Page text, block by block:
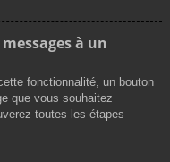
à un
fonctionnalité, un bouton
que vous souhaitez
toutes les étapes